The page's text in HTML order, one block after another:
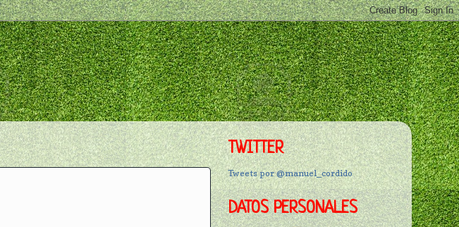
TWITTER
Tweets por @manuel_cordido
DATOS PERSONALES